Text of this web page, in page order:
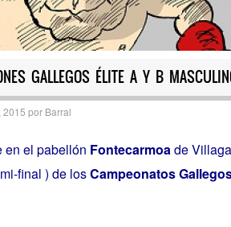
GALLEGOS ÉLITE A Y B
2015 por Barral
en el pabellón Fontecarmoade
final ) de losCampeonatos